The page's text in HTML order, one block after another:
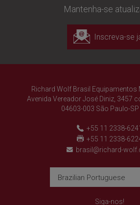
Mantenha-se
Inscreva-se
Richard Wolf Brasil Equipamentos
Avenida Vereador José Diniz, 3457
04603-003 São Paulo-
+55 11 2338-6241
+55 11 2338-
brasil@richard-
Brazilian Portuguese
Siga-nos!